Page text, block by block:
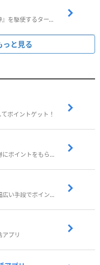
武器の『アビリティ』と『戦神』を駆使するターン制コマンドバトルRPG！
っと見る
ポイントゲット！
歩いてポイ活！日常生活でお得にポイントをもらおう
歩いたりアンケート回答など幅広い手段でポイントをゲット
アプリ